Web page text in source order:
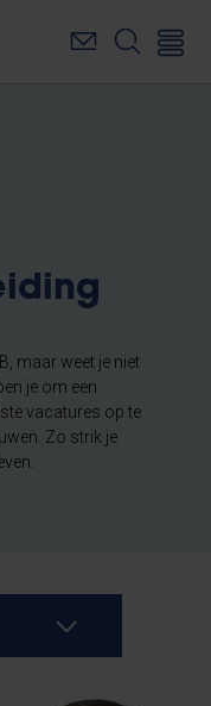
maar weet je niet
je om een
vacatures op te
Zo strik je